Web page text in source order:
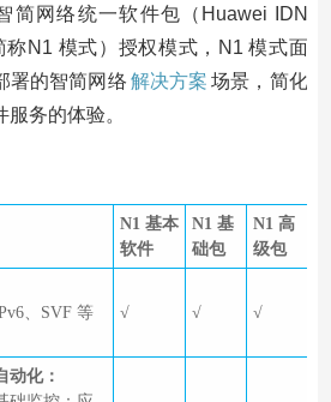
简网络统一软件包（Huawei IDN
称N1 模式）授权模式，N1 模式面
署的智简网络 解决方案 场景，简化
务的体验。
N1 基本
软件
N1 基
础包
N1 高
级包
、SVF 等
√ √ √
动化：